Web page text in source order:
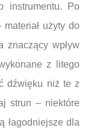
instrumentu. Po
użyty do
znaczący wpływ
z litego
dźwięku niż te z
strun – niektóre
łagodniejsze dla